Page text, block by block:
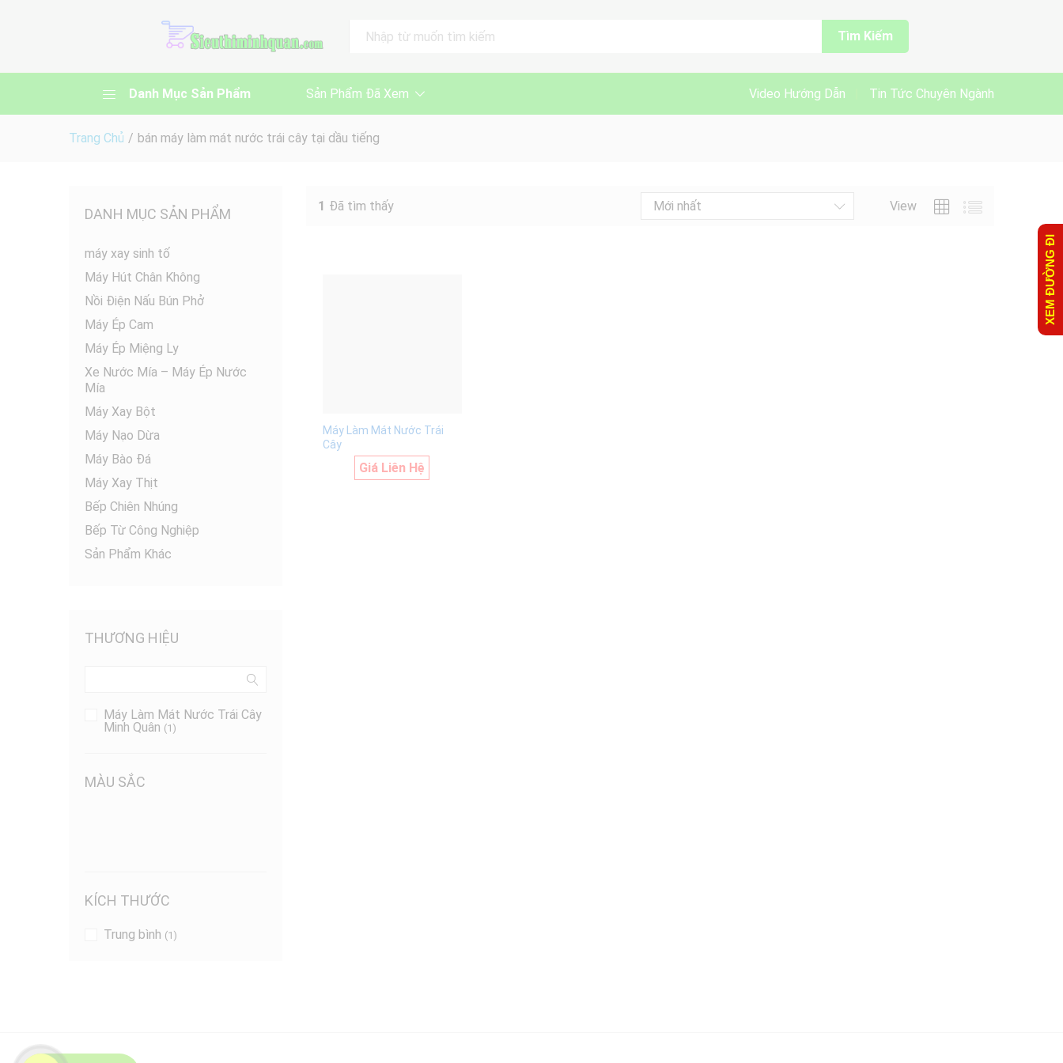
Tìm Kiếm
Danh Mục Sản Phẩm Sản Phẩm Đã Xem Video Hướng Dẫn Tin Tức Chuyên Ngành
Trang Chủ / bán máy làm mát nước trái cây tại dầu tiếng
1 Đã tìm thấy View
Mới nhất
Máy Làm Mát Nước Trái
Cây
Giá Liên Hệ
DANH MỤC SẢN PHẨM
máy xay sinh tố
Máy Hút Chân Không
Nồi Điện Nấu Bún Phở
Máy Ép Cam
Máy Ép Miệng Ly
Xe Nước Mía – Máy Ép Nước
Mía
Máy Xay Bột
Máy Nạo Dừa
Máy Bào Đá
Máy Xay Thịt
Bếp Chiên Nhúng
Bếp Từ Công Nghiệp
Sản Phẩm Khác
THƯƠNG HIỆU
Máy Làm Mát Nước Trái Cây
Minh Quân (1)
MÀU SẮC
KÍCH THƯỚC
Trung bình (1)
XEM ĐƯỜNG ĐI